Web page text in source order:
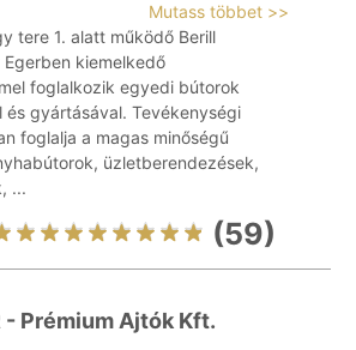
Mutass többet >>
tere 1. alatt működő Berill
Egerben kiemelkedő
foglalkozik egyedi bútorok
és gyártásával. Tevékenységi
foglalja a magas minőségű
üzletberendezések,
...
(59)
- Prémium Ajtók Kft.